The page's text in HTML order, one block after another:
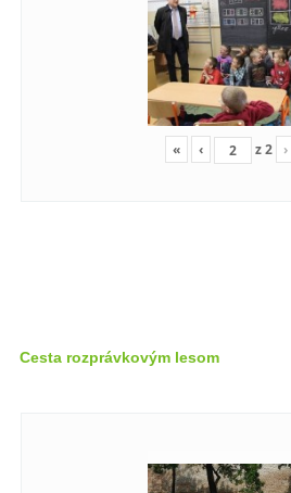
« ‹ z2 ›
Cesta rozprávkovým lesom